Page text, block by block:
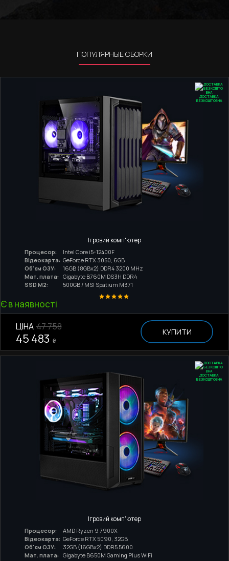
ПОПУЛЯРНЫЕ СБОРКИ
ДОСТАВКА
БЕЗКОШТОВНА
Ігровий комп'ютер
Процесор:
Intel Core i5-12400F
Відеокарта: GeForce RTX 3050, 6GB
Об'єм ОЗУ:
16GB (8GBx2) DDR4 3200 MHz
Мат. плата:
Gigabyte B760M DS3H DDR4
SSD M2:
500GB / MSI Spatium M371
Є в наявності
ЦІНА 47 758
45 483 ₴
КУПИТИ
ДОСТАВКА
БЕЗКОШТОВНА
Ігровий комп'ютер
Процесор:
AMD Ryzen 9 7900X
Відеокарта: GeForce RTX 5090, 32GB
Об'єм ОЗУ:
32GB (16GBx2) DDR5 5600
Мат. плата:
Gigabyte B650M Gaming Plus WiFi